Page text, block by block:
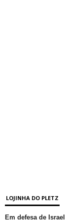
LOJINHA DO PLETZ
Em defesa de Israel